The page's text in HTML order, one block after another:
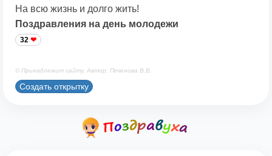
На всю жизнь и долго жить!
Поздравления на день молодежи
32
© Принадлежит сайту. Автор: Печенова В.В.
Создать открытку